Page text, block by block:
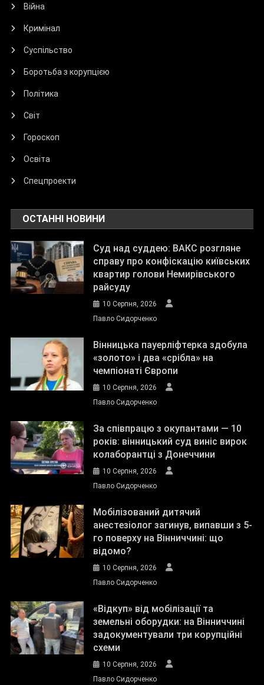
Війна
Кримінал
Суспільство
Боротьба з корупцією
Політика
Світ
Гороскоп
Освіта
Спецпроекти
ОСТАННІ НОВИНИ
Суд над суддею: ВАКС розгляне
справу про конфіскацію київських
квартир голови Немирівського
райсуду
10 Серпня, 2026
Павло Сидорченко
Вінницька пауерліфтерка здобула
«золото» і два «срібла» на
чемпіонаті Європи
10 Серпня, 2026
Павло Сидорченко
За співпрацю з окупантами — 10
років: вінницький суд виніс вирок
колаборантці з Донеччини
10 Серпня, 2026
Павло Сидорченко
Мобілізований дитячий
анестезіолог загинув, випавши з 5-
го поверху на Вінниччині: що
відомо?
10 Серпня, 2026
Павло Сидорченко
«Відкуп» від мобілізації та
земельні оборудки: на Вінниччині
задокументували три корупційні
схеми
10 Серпня, 2026
Павло Сидорченко